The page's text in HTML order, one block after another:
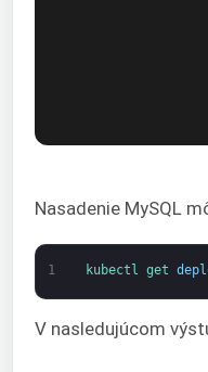
Nasadenie MySQL
1 kubectl get
V nasledujúcom